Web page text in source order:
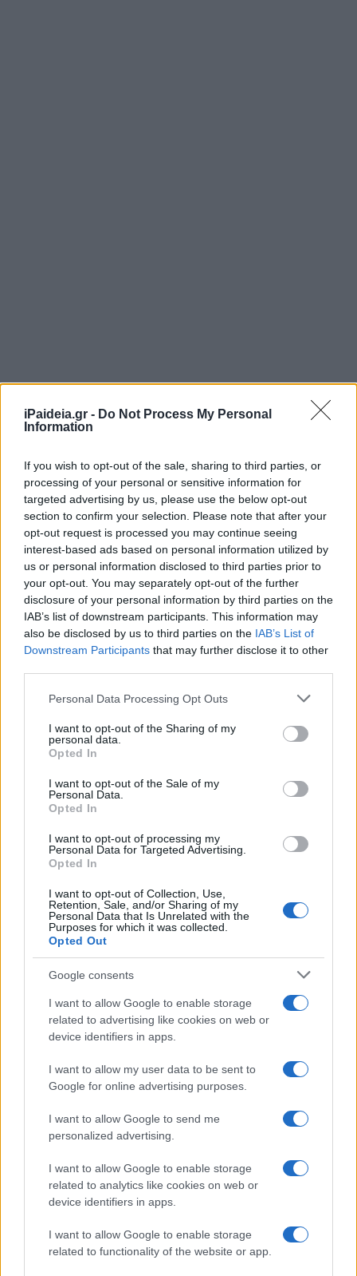
iPaideia.gr - Do Not Process My Personal
Information
If you wish to opt-out of the sale, sharing to third parties, or
processing of your personal or sensitive information for
targeted advertising by us, please use the below opt-out
section to confirm your selection. Please note that after your
opt-out request is processed you may continue seeing
interest-based ads based on personal information utilized by
us or personal information disclosed to third parties prior to
your opt-out. You may separately opt-out of the further
disclosure of your personal information by third parties on the
IAB’s list of downstream participants. This information may
also be disclosed by us to third parties on the IAB’s List of
Downstream Participants that may further disclose it to other
Please note that this website/app uses one or more Google
not limited to your visit or usage behaviour. You may click to
grant or deny consent to Google and its third-party tags to
use your data for below specified purposes in below Google
consent section.
Personal Data Processing Opt Outs
I want to opt-out of the Sharing of my
personal data.
Opted In
I want to opt-out of the Sale of my
Personal Data.
Opted In
I want to opt-out of processing my
Personal Data for Targeted Advertising.
Opted In
I want to opt-out of Collection, Use,
Retention, Sale, and/or Sharing of my
Personal Data that Is Unrelated with the
Purposes for which it was collected.
Opted Out
Google consents
I want to allow Google to enable storage
related to advertising like cookies on web or
device identifiers in apps.
I want to allow my user data to be sent to
Google for online advertising purposes.
I want to allow Google to send me
personalized advertising.
I want to allow Google to enable storage
related to analytics like cookies on web or
device identifiers in apps.
I want to allow Google to enable storage
related to functionality of the website or app.